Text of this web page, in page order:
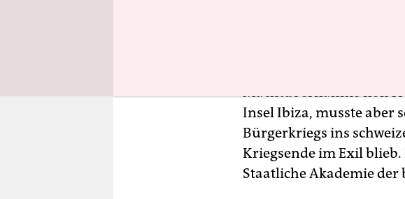
anderen jungen
gegründet: Eine Gruppe
Machtübernahme floh
Insel Ibiza, musste aber
Bürgerkriegs ins
Kriegsende im Exil
Staatliche Akademie